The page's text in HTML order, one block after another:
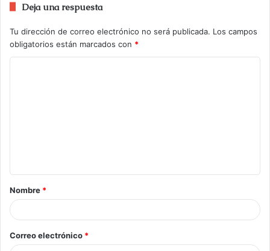
Deja una respuesta
Tu dirección de correo electrónico no será publicada. Los campos
obligatorios están marcados con *
Nombre *
Correo electrónico *